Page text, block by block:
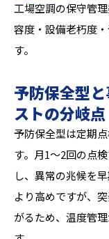
工場空調の保守管
容度・設備老朽度
す。
予防保全型
ストの分岐点
予防保全型は定期
す。月1〜2回の点
し、異常の兆候を
より高めですが、
がるため、温度管